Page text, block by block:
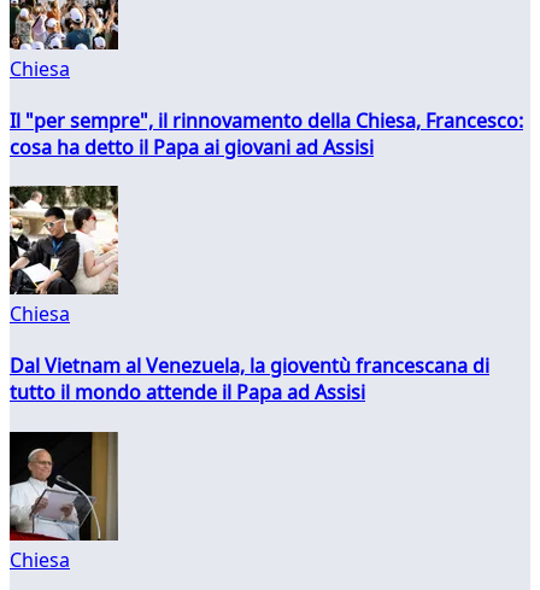
Chiesa
Il "per sempre", il rinnovamento della Chiesa, Francesco:
cosa ha detto il Papa ai giovani ad Assisi
Chiesa
Dal Vietnam al Venezuela, la gioventù francescana di
tutto il mondo attende il Papa ad Assisi
Chiesa